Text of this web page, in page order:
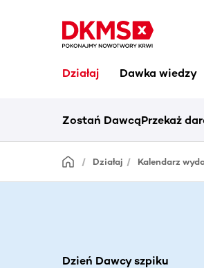
Działaj Dawka wiedzy
Zostań DawcąPrzekaż
Działaj Kalendarz
Dzień Dawcy szpiku